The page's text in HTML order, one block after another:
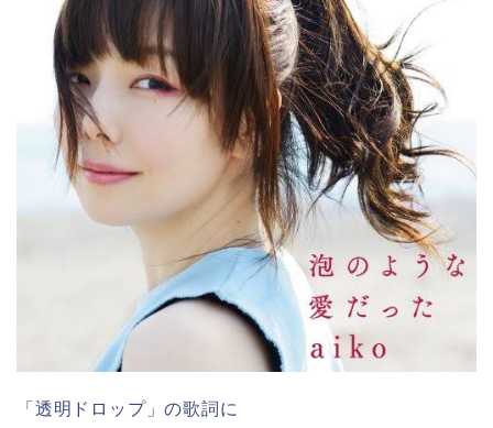
「透明ドロップ」の歌詞に